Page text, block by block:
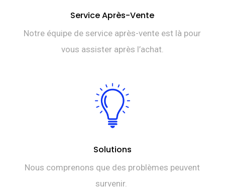
Service Après-Vente
Notre équipe de service après-vente est là pour
vous assister après l’achat.
Solutions
Nous comprenons que des problèmes peuvent
survenir.